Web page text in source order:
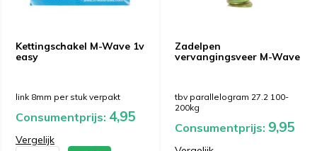
Kettingschakel M-Wave 1v
easy
link 8mm per stuk verpakt
Consumentprijs: 4,95
Vergelijk
Zadelpen
vervangingsveer M-Wave
tbv parallelogram 27.2 100-
200kg
Consumentprijs: 9,95